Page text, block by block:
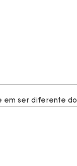
em ser diferente